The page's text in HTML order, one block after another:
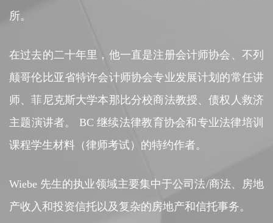
所。
在过去的二十年里，他一直是注册会计师协会、不列
颠哥伦比亚省特许会计师协会专业发展计划的常任讲
师、菲尼克斯大学本那比分校商法教授、债权人救济
主题演讲者。 BC 继续法律教育协会和专业法律培训
课程学生材料（律师考试）的特约作者。
Wiebe 先生的执业领域主要集中于公司法/商法、房地
产收入和投资信托以及复杂的房地产和信托事务。